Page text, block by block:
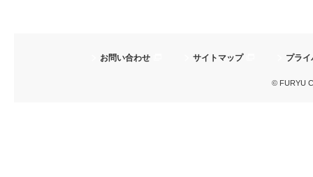
お問い合わせ サイトマップ プラ
© FURYU